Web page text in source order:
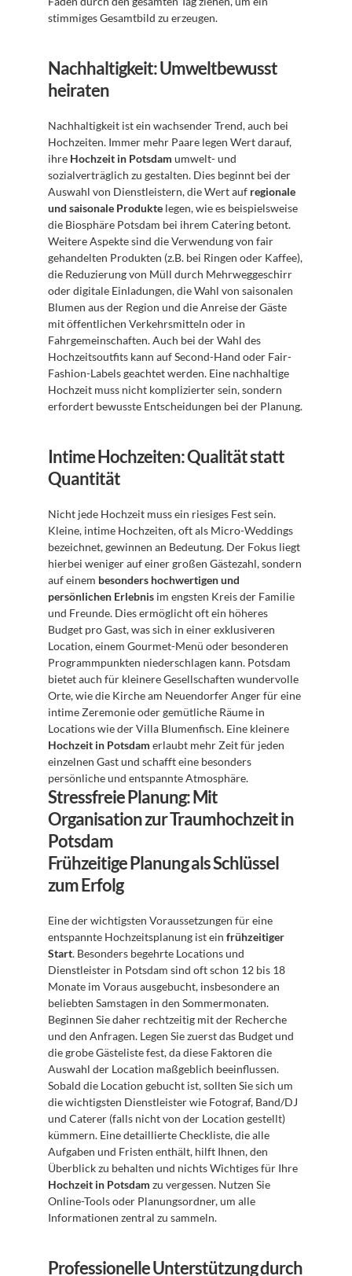
stimmiges Gesamtbild zu erzeugen.
Nachhaltigkeit: Umweltbewusst
heiraten
Nachhaltigkeit ist ein wachsender Trend, auch bei
Hochzeiten. Immer mehr Paare legen Wert darauf,
ihre Hochzeit in Potsdam umwelt- und
sozialverträglich zu gestalten. Dies beginnt bei der
Auswahl von Dienstleistern, die Wert auf regionale
und saisonale Produkte legen, wie es beispielsweise
die Biosphäre Potsdam bei ihrem Catering betont.
Weitere Aspekte sind die Verwendung von fair
gehandelten Produkten (z.B. bei Ringen oder Kaffee),
die Reduzierung von Müll durch Mehrweggeschirr
oder digitale Einladungen, die Wahl von saisonalen
Blumen aus der Region und die Anreise der Gäste
mit öffentlichen Verkehrsmitteln oder in
Fahrgemeinschaften. Auch bei der Wahl des
Hochzeitsoutfits kann auf Second-Hand oder Fair-
Fashion-Labels geachtet werden. Eine nachhaltige
Hochzeit muss nicht komplizierter sein, sondern
erfordert bewusste Entscheidungen bei der Planung.
Intime Hochzeiten: Qualität statt
Quantität
Nicht jede Hochzeit muss ein riesiges Fest sein.
Kleine, intime Hochzeiten, oft als Micro-Weddings
bezeichnet, gewinnen an Bedeutung. Der Fokus liegt
hierbei weniger auf einer großen Gästezahl, sondern
auf einem besonders hochwertigen und
persönlichen Erlebnis im engsten Kreis der Familie
und Freunde. Dies ermöglicht oft ein höheres
Budget pro Gast, was sich in einer exklusiveren
Location, einem Gourmet-Menü oder besonderen
Programmpunkten niederschlagen kann. Potsdam
bietet auch für kleinere Gesellschaften wundervolle
Orte, wie die Kirche am Neuendorfer Anger für eine
intime Zeremonie oder gemütliche Räume in
Hochzeit in Potsdam erlaubt mehr Zeit für jeden
einzelnen Gast und schafft eine besonders
persönliche und entspannte Atmosphäre.
Stressfreie Planung: Mit
Organisation zur Traumhochzeit in
Potsdam
Frühzeitige Planung als Schlüssel
zum Erfolg
Eine der wichtigsten Voraussetzungen für eine
entspannte Hochzeitsplanung ist ein frühzeitiger
Start. Besonders begehrte Locations und
Dienstleister in Potsdam sind oft schon 12 bis 18
Monate im Voraus ausgebucht, insbesondere an
beliebten Samstagen in den Sommermonaten.
Beginnen Sie daher rechtzeitig mit der Recherche
und den Anfragen. Legen Sie zuerst das Budget und
die grobe Gästeliste fest, da diese Faktoren die
Auswahl der Location maßgeblich beeinflussen.
Sobald die Location gebucht ist, sollten Sie sich um
die wichtigsten Dienstleister wie Fotograf, Band/DJ
und Caterer (falls nicht von der Location gestellt)
kümmern. Eine detaillierte Checkliste, die alle
Aufgaben und Fristen enthält, hilft Ihnen, den
Hochzeit in Potsdam zu vergessen. Nutzen Sie
Online-Tools oder Planungsordner, um alle
Informationen zentral zu sammeln.
Professionelle Unterstützung durch